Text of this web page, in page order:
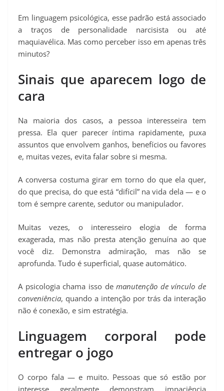
Em linguagem psicológica, esse padrão está associado
a traços de personalidade narcisista ou até
maquiavélica. Mas como perceber isso em apenas três
minutos?
Sinais que aparecem logo de
cara
Na maioria dos casos, a pessoa interesseira tem
pressa. Ela quer parecer íntima rapidamente, puxa
assuntos que envolvem ganhos, benefícios ou favores
e, muitas vezes, evita falar sobre si mesma.
A conversa costuma girar em torno do que ela quer,
do que precisa, do que está “difícil” na vida dela — e o
tom é sempre carente, sedutor ou manipulador.
Muitas vezes, o interesseiro elogia de forma
exagerada, mas não presta atenção genuína ao que
você diz. Demonstra admiração, mas não se
aprofunda. Tudo é superficial, quase automático.
A psicologia chama isso demanutenção de vínculo de
conveniência, quando a intenção por trás da interação
não é conexão, e sim estratégia.
Linguagem corporal pode
entregar o jogo
O corpo fala — e muito. Pessoas que só estão por
interesse geralmente demonstram impaciência